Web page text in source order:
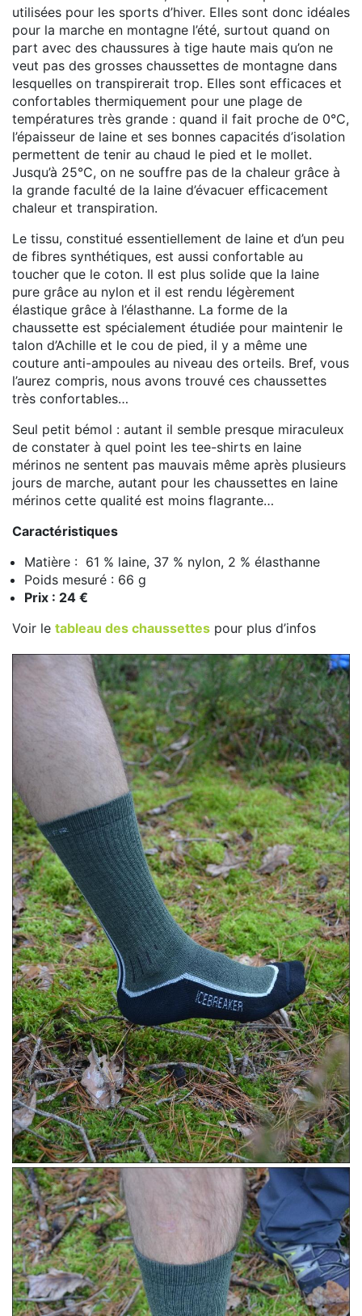
utilisées pour les sports d’hiver. Elles sont donc idéales
pour la marche en montagne l’été, surtout quand on
part avec des chaussures à tige haute mais qu’on ne
veut pas des grosses chaussettes de montagne dans
lesquelles on transpirerait trop. Elles sont efficaces et
confortables thermiquement pour une plage de
températures très grande : quand il fait proche de 0°C,
l’épaisseur de laine et ses bonnes capacités d’isolation
permettent de tenir au chaud le pied et le mollet.
Jusqu’à 25°C, on ne souffre pas de la chaleur grâce à
la grande faculté de la laine d’évacuer efficacement
chaleur et transpiration.
Le tissu, constitué essentiellement de laine et d’un peu
de fibres synthétiques, est aussi confortable au
toucher que le coton. Il est plus solide que la laine
pure grâce au nylon et il est rendu légèrement
élastique grâce à l’élasthanne. La forme de la
chaussette est spécialement étudiée pour maintenir le
talon d’Achille et le cou de pied, il y a même une
couture anti-ampoules au niveau des orteils. Bref, vous
l’aurez compris, nous avons trouvé ces chaussettes
très confortables…
Seul petit bémol : autant il semble presque miraculeux
de constater à quel point les tee-shirts en laine
mérinos ne sentent pas mauvais même après plusieurs
jours de marche, autant pour les chaussettes en laine
mérinos cette qualité est moins flagrante…
Caractéristiques
Matière : 61 % laine, 37 % nylon, 2 % élasthanne
Poids mesuré : 66 g
Prix : 24 €
Voir le tableau des chaussettes pour plus d’infos